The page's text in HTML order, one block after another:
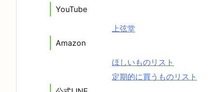
YouTube
上弦堂
Amazon
ほしいものリスト
定期的に買うものリスト